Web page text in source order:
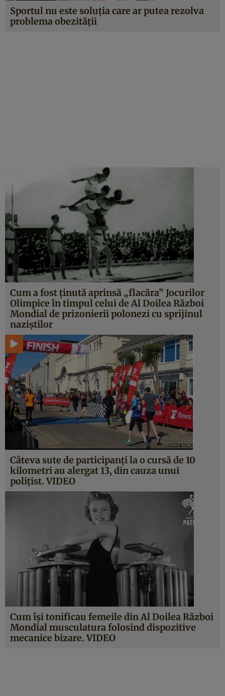
Sportul nu este soluţia care ar putea rezolva
problema obezităţii
Cum a fost ţinută aprinsă „flacăra” Jocurilor
Olimpice în timpul celui de Al Doilea Război
Mondial de prizonierii polonezi cu sprijinul
naziştilor
Câteva sute de participanţi la o cursă de 10
kilometri au alergat 13, din cauza unui
poliţist. VIDEO
Cum îşi tonificau femeile din Al Doilea Război
Mondial musculatura folosind dispozitive
mecanice bizare. VIDEO